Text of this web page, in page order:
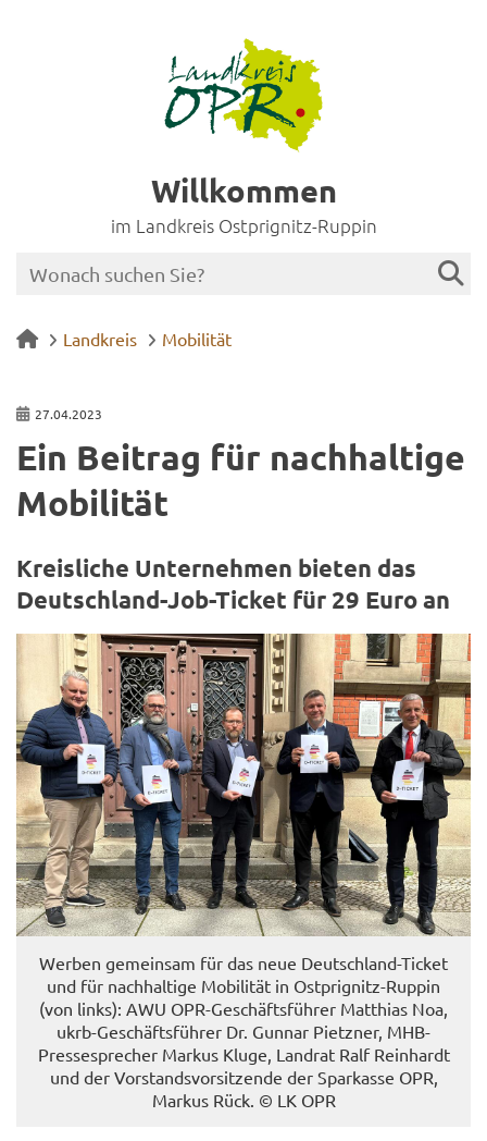
Willkommen
im Landkreis Ostprignitz-Ruppin
Landkreis Mobilität
27.04.2023
Ein Bei­trag für nach­hal­ti­ge
Mo­bi­li­tät
Kreis­li­che Un­ter­neh­men bie­ten das
Deutschland-​Job-Ticket für 29 Euro an
Wer­ben ge­mein­sam für das neue Deutschland-​Ticket
und für nach­hal­ti­ge Mo­bi­li­tät in Ostprignitz-​Ruppin
(von links): AWU OPR-​Geschäftsführer Mat­thi­as Noa,
ukrb-​Geschäftsführer Dr. Gun­nar Pietz­ner, MHB-​
Pressesprecher Mar­kus Kluge, Land­rat Ralf Rein­hardt
und der Vor­stands­vor­sit­zen­de der Spar­kas­se OPR,
Mar­kus Rück. © LK OPR